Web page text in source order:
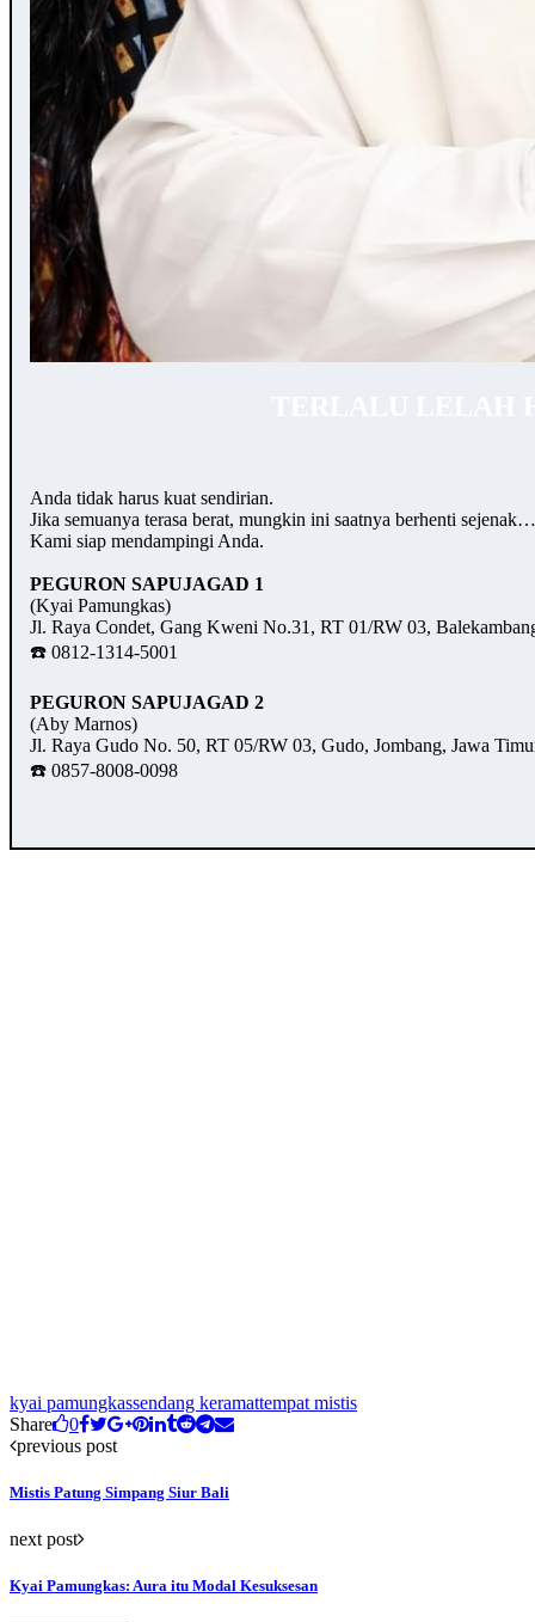
Anda tidak harus kuat sendirian.
Jika semuanya terasa berat, mungkin ini saatnya berhenti
Kami siap mendampingi Anda.
PEGURON SAPUJAGAD 1
(Kyai Pamungkas)
Jl. Raya Condet, Gang Kweni No.31, RT 01/RW 03,
☎️ 0812-1314-5001
PEGURON SAPUJAGAD 2
(Aby Marnos)
Jl. Raya Gudo No. 50, RT 05/RW 03, Gudo, Jombang, Jawa
☎️ 0857-8008-0098
kyai pamungkassendang keramattempat mistis
Share
0
previous post
Mistis Patung Simpang Siur Bali
next post
Kyai Pamungkas: Aura itu Modal Kesuksesan